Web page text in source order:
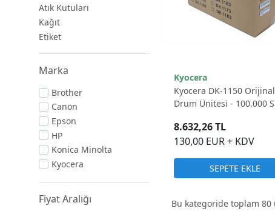
Atık Kutuları
Kağıt
Etiket
Marka
Brother
Canon
Epson
HP
Konica Minolta
Kyocera
Samsung
Fiyat Aralığı
Kyocera
Kyocera DK-1150 Orijinal
Drum Ünitesi - 100.000
130,00 EUR + KDV
8.632,26 TL
SEPETE EKLE
Bu kategoride toplam 80